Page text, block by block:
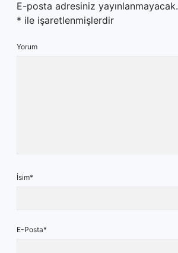
E-posta adresiniz yayınlanmayacak.
* ile işaretlenmişlerdir
Yorum
İsim*
E-Posta*